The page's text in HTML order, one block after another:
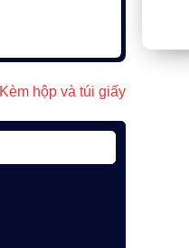
Kèm hộp và túi giấy